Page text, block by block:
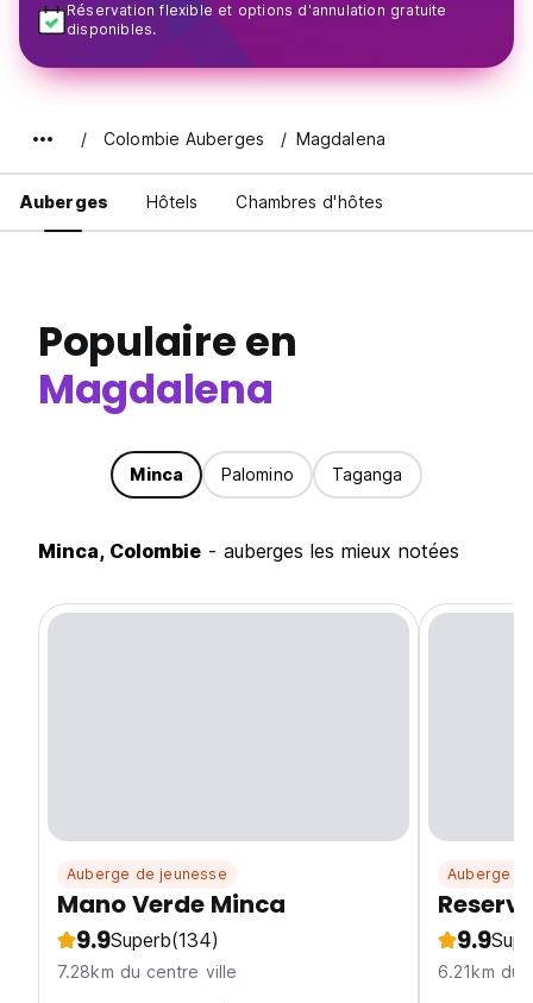
Réservation flexible et options d'annulation gratuite
disponibles.
Colombie Auberges Magdalena
Auberges Hôtels Chambres d'hôtes
Populaire en
Magdalena
Minca Palomino Taganga
Minca, Colombie - auberges les mieux notées
Auberge de jeunesse
Mano Verde Minca
9.9Superb(134)
7.28km du centre ville
Auberge
9.9
6.21km du